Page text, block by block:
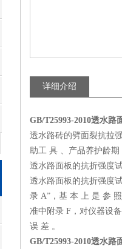
详细介绍
GB/T25993-2010透水路
透水路砖的劈面裂抗拉
助工 具 、产品养护龄
透水路面板的抗折强度
透水路面板的抗折强度
录 A”，基 本 上 是 参
准中附录 F，对仪器设
误 差 。
GB/T25993-2010透水路